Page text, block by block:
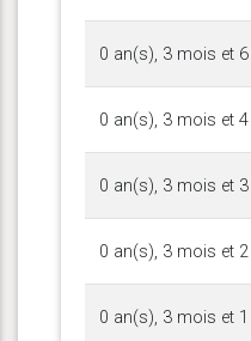
0 an(s), 3 mois et
0 an(s), 3 mois et
0 an(s), 3 mois et
0 an(s), 3 mois et
0 an(s), 3 mois et